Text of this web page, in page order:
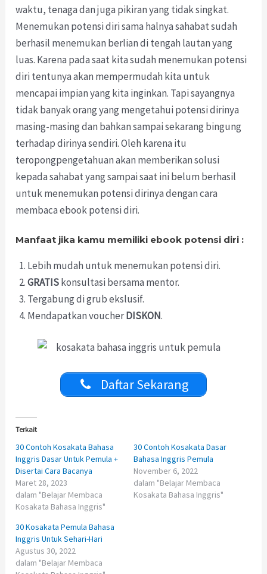
waktu, tenaga dan juga pikiran yang tidak singkat.
Menemukan potensi diri sama halnya sahabat sudah
berhasil menemukan berlian di tengah lautan yang
luas. Karena pada saat kita sudah menemukan potensi
diri tentunya akan mempermudah kita untuk
mencapai impian yang kita inginkan. Tapi sayangnya
tidak banyak orang yang mengetahui potensi dirinya
masing-masing dan bahkan sampai sekarang bingung
terhadap dirinya sendiri. Oleh karena itu
teropongpengetahuan akan memberikan solusi
kepada sahabat yang sampai saat ini belum berhasil
untuk menemukan potensi dirinya dengan cara
membaca ebook potensi diri.
Manfaat jika kamu memiliki ebook potensi diri :
Lebih mudah untuk menemukan potensi diri.
GRATISkonsultasi bersama mentor.
Tergabung di grub ekslusif.
Mendapatkan voucherDISKON.
Daftar Sekarang
Terkait
30 Contoh Kosakata Bahasa
Inggris Dasar Untuk Pemula +
Disertai Cara Bacanya
Maret 28, 2023
dalam "Belajar Membaca
Kosakata Bahasa Inggris"
30 Contoh Kosakata Dasar
Bahasa Inggris Pemula
November 6, 2022
dalam "Belajar Membaca
Kosakata Bahasa Inggris"
30 Kosakata Pemula Bahasa
Inggris Untuk Sehari-Hari
Agustus 30, 2022
dalam "Belajar Membaca